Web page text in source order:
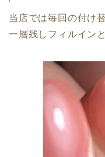
当店では毎回の付け
一層残しフィルイン